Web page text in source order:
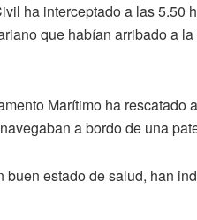
ha interceptado a las 5.50
que habían arribado a
Marítimo ha rescatado
a bordo de una
buen estado de salud, han